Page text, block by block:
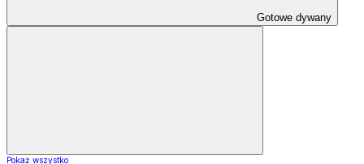
Gotowe dywany
Pokaż wszystko